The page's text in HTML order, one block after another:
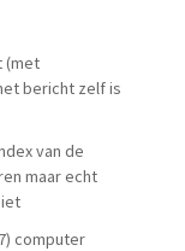
(met
bericht zelf is
van de
maar echt
computer